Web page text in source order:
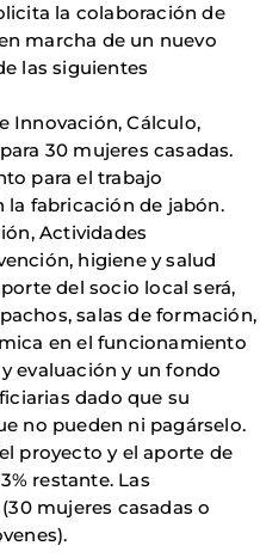
la colaboración de
marcha de un nuevo
las siguientes
Innovación, Cálculo,
30 mujeres casadas.
para el trabajo
la fabricación de jabón.
Actividades
higiene y salud
del socio local será,
salas de formación,
en el funcionamiento
evaluación y un fondo
dado que su
no pueden ni pagárselo.
proyecto y el aporte de
restante. Las
mujeres casadas o